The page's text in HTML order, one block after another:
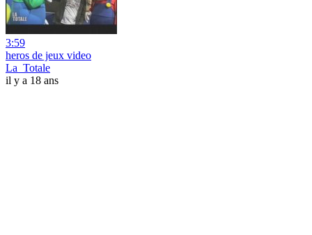
3:59
heros de jeux video
La_Totale
il y a 18 ans